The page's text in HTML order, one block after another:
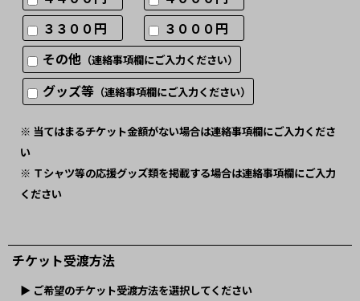
３３００円
３０００円
その他 （連絡事項欄にご入力ください）
グッズ等 （連絡事項欄にご入力ください）
※ 当てはまるチケット金額がない場合は連絡事項欄にご入力くださ
い
※ Ｔシャツ等の応援グッズ類を掲載する場合は連絡事項欄にご入力
ください
チケット受渡方法
▶︎ ご希望のチケット受渡方法を選択してください